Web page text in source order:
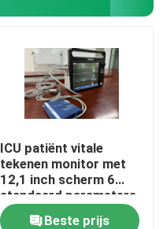
ICU patiënt vitale
tekenen monitor met
12,1 inch scherm 6
standaard parameters
Beste prijs